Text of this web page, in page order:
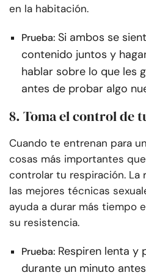
en la habitación.
Prueba: Si ambos se
contenido juntos y
hablar sobre lo que les
antes de probar algo
8. Toma el control de
Cuando te entrenan para
cosas más importantes
controlar tu respiración. La
las mejores técnicas
ayuda a durar más tiempo
su resistencia.
Prueba: Respiren lenta y
durante un minuto